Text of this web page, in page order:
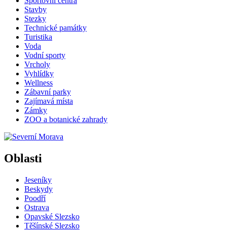
Stavby
Stezky
Technické památky
Turistika
Voda
Vodní sporty
Vrcholy
Vyhlídky
Wellness
Zábavní parky
Zajímavá místa
Zámky
ZOO a botanické zahrady
Oblasti
Jeseníky
Beskydy
Poodří
Ostrava
Opavské Slezsko
Těšínské Slezsko